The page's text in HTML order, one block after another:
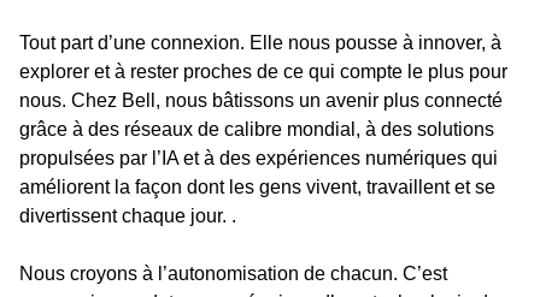
Tout part d’une connexion. Elle nous pousse à innover, à
explorer et à rester proches de ce qui compte le plus pour
nous. Chez Bell, nous bâtissons un avenir plus connecté
grâce à des réseaux de calibre mondial, à des solutions
propulsées par l’IA et à des expériences numériques qui
améliorent la façon dont les gens vivent, travaillent et se
divertissent chaque jour. .
Nous croyons à l’autonomisation de chacun. C’est